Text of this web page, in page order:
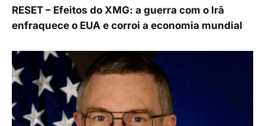
RESET – Efeitos do XMG: a guerra com o Irã
enfraquece o EUA e corroi a economia mundial